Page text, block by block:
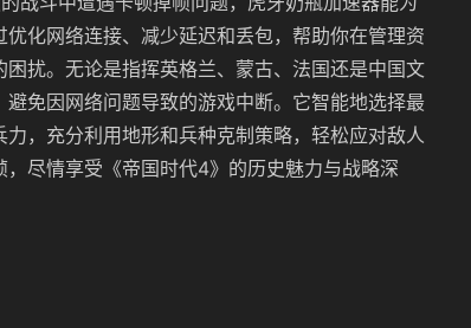
优化网络连接、减少延迟和丢包，帮助你在管理资
扰。无论是指挥英格兰、蒙古、法国还是中国文
免因网络问题导致的游戏中断。它智能地选择最
，充分利用地形和兵种克制策略，轻松应对敌人
，尽情享受《帝国时代4》的历史魅力与战略深